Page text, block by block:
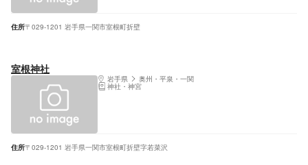
住所〒029-1201 岩手県一関市室根町折壁
室根神社
岩手県 奥州・平泉・一関
神社・神宮
住所〒029-1201 岩手県一関市室根町折壁字若菜沢